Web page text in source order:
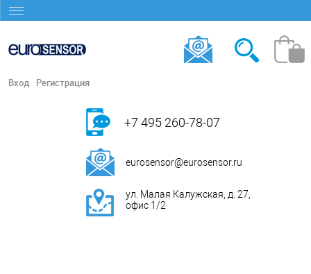
Вход Регистрация
+7 495 260-78-07
eurosensor@eurosensor.ru
ул. Малая Калужская, д. 27,
офис 1/2